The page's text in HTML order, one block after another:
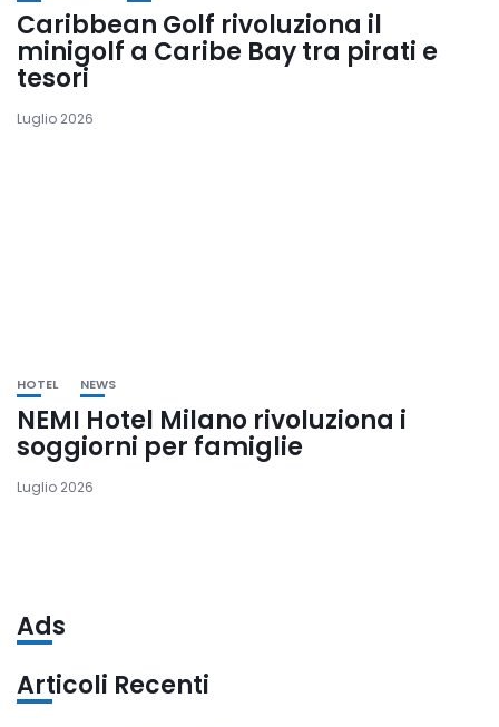
Caribbean Golf rivoluziona il
minigolf a Caribe Bay tra pirati e
tesori
Luglio 2026
HOTEL NEWS
NEMI Hotel Milano rivoluziona i
soggiorni per famiglie
Luglio 2026
Ads
Articoli Recenti